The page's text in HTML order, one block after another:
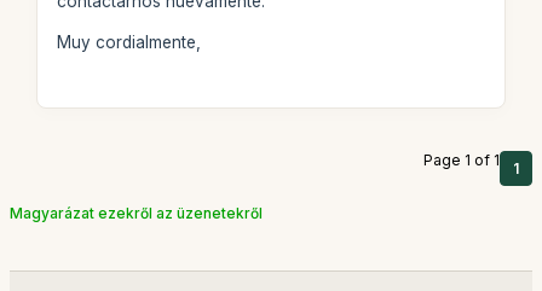
Muy cordialmente,
Page 1 of 1 1
Magyarázat ezekről az üzenetekről